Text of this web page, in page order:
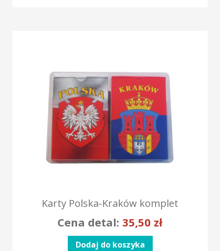
Karty Polska-Kraków komplet
Cena detal: 35,50 zł
Dodaj do koszyka